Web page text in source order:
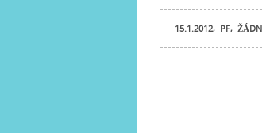
15.1.2012, PF,